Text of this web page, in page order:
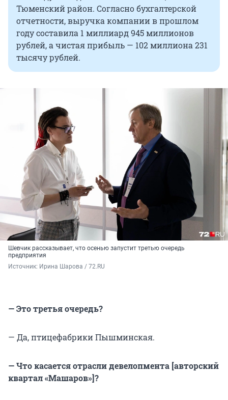
Тюменский район. Согласно бухгалтерской
отчетности, выручка компании в прошлом
году составила 1 миллиард 945 миллионов
рублей, а чистая прибыль — 102 миллиона 231
тысячу рублей.
Шевчик рассказывает, что осенью запустит третью очередь
предприятия
Источник: Ирина Шарова / 72.RU
— Это третья очередь?
— Да, птицефабрики Пышминская.
— Что касается отрасли девелопмента [авторский
квартал «Машаров»]?